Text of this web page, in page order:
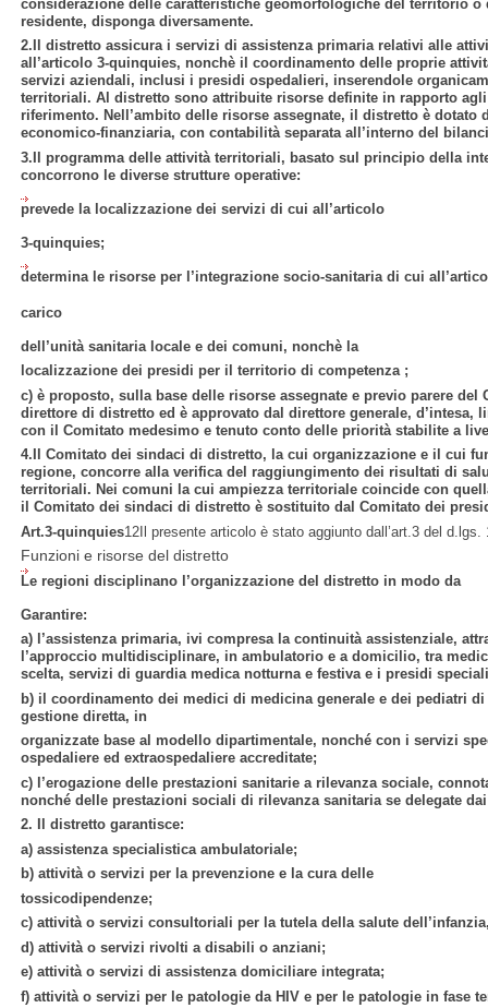
considerazione delle caratteristiche geomorfologiche del territorio
residente, disponga diversamente.
2.Il distretto assicura i servizi di assistenza primaria relativi alle
all’articolo 3-quinquies, nonchè il coordinamento delle proprie
servizi aziendali, inclusi i presidi ospedalieri, inserendole
territoriali. Al distretto sono attribuite risorse definite in rapporto
riferimento. Nell’ambito delle risorse assegnate, il distretto è dotato
economico-finanziaria, con contabilità separata all’interno del
3.Il programma delle attività territoriali, basato sul principio della
concorrono le diverse strutture operative:
prevede la localizzazione dei servizi di cui all’articolo
3-quinquies;
determina le risorse per l’integrazione socio-sanitaria di cui
carico
dell’unità sanitaria locale e dei comuni, nonchè la
localizzazione dei presidi per il territorio di competenza ;
c) è proposto, sulla base delle risorse assegnate e previo parere
direttore di distretto ed è approvato dal direttore generale, d’intesa,
con il Comitato medesimo e tenuto conto delle priorità stabilite a
4.Il Comitato dei sindaci di distretto, la cui organizzazione e il cui
regione, concorre alla verifica del raggiungimento dei risultati di
territoriali. Nei comuni la cui ampiezza territoriale coincide con
il Comitato dei sindaci di distretto è sostituito dal Comitato dei
Art.3-quinquies12Il presente articolo è stato aggiunto dall’art.3 del d.lgs.
Funzioni e risorse del distretto
Le regioni disciplinano l’organizzazione del distretto in modo da
Garantire:
a) l’assistenza primaria, ivi compresa la continuità assistenziale,
l’approccio multidisciplinare, in ambulatorio e a domicilio, tra
scelta, servizi di guardia medica notturna e festiva e i presidi
b) il coordinamento dei medici di medicina generale e dei pediatri
gestione diretta, in
organizzate base al modello dipartimentale, nonché con i servizi
ospedaliere ed extraospedaliere accreditate;
c) l’erogazione delle prestazioni sanitarie a rilevanza sociale,
nonché delle prestazioni sociali di rilevanza sanitaria se delegate
2. Il distretto garantisce:
a) assistenza specialistica ambulatoriale;
b) attività o servizi per la prevenzione e la cura delle
tossicodipendenze;
c) attività o servizi consultoriali per la tutela della salute
d) attività o servizi rivolti a disabili o anziani;
e) attività o servizi di assistenza domiciliare integrata;
f) attività o servizi per le patologie da HIV e per le patologie in fase